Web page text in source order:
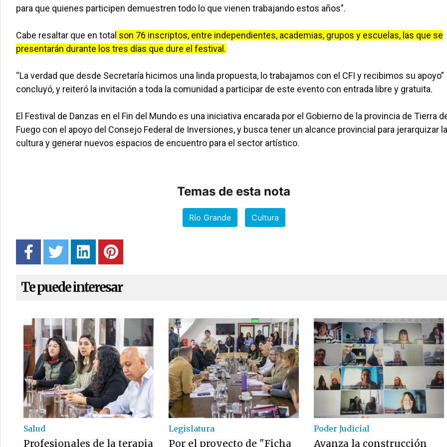
para que quienes participen demuestren todo lo que vienen trabajando estos años”.
Cabe resaltar que en total son 76 inscriptos, entre independientes, academias, grupos y escuelas, las que se
presentarán durante los tres días que dure el festival.
“La verdad que desde Secretaría hicimos una linda propuesta, lo trabajamos con el CFI y recibimos su apoyo”
concluyó, y reiteró la invitación a toda la comunidad a participar de este evento con entrada libre y gratuita.
El Festival de Danzas en el Fin del Mundo es una iniciativa encarada por el Gobierno de la provincia de Tierra
Fuego con el apoyo del Consejo Federal de Inversiones, y busca tener un alcance provincial para jerarquizar la
cultura y generar nuevos espacios de encuentro para el sector artístico.
Temas de esta nota
Río Grande Cultura
Te puede interesar
Salud
Profesionales de la terapia
Legislatura
Por el proyecto de "Ficha
Poder Judicial
Avanza la construcción